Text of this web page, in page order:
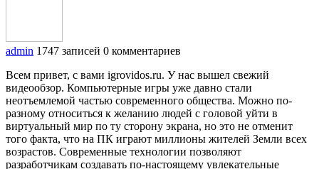
admin 1747 записей 0 комментариев
Всем привет, с вами igrovidos.ru. У нас вышел свежий
видеообзор. Компьютерные игры уже давно стали
неотъемлемой частью современного общества. Можно по-
разному относиться к желанию людей с головой уйти в
виртуальный мир по ту сторону экрана, но это не отменит
того факта, что на ПК играют миллионы жителей Земли всех
возрастов. Современные технологии позволяют
разработчикам создавать по-настоящему увлекательные